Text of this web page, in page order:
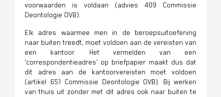
voorwaarden is voldaan (advies 409 Commissie
Deontologie OVB).
Elk adres waarmee men in de beroepsuitoefening
naar buiten treedt, moet voldoen aan de vereisten van
een kantoor. Het vermelden van een
'correspondentieadres' op briefpapier maakt dus dat
dit adres aan de kantoorvereisten moet voldoen
(artikel 651 Commissie Deontologie OVB). Bij werken
van thuis uit zonder met dit adres ook naar buiten te